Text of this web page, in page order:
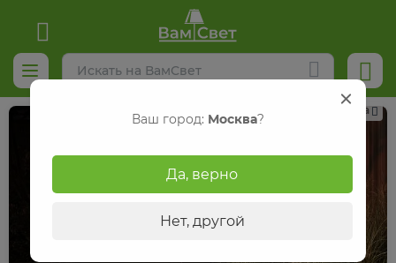
Реклама
Ваш город: Москва?
Да, верно
Нет, другой